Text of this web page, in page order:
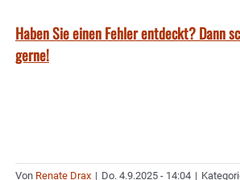
Haben Sie einen Fehler entdeckt? Dann
gerne!
Von Renate Drax | Do. 4.9.2025 - 14:04 |